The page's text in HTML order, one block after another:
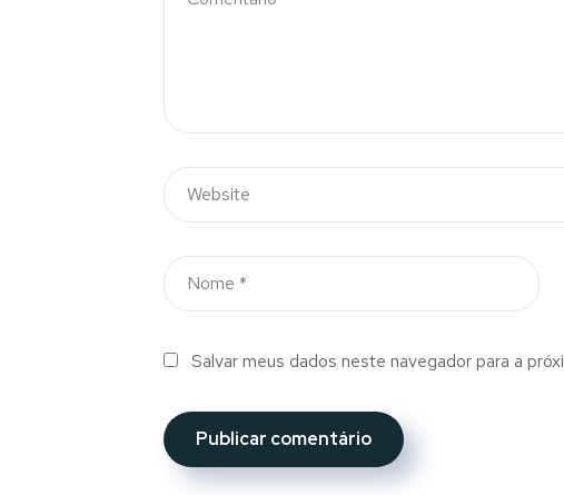
Salvar meus dados neste navegador para a